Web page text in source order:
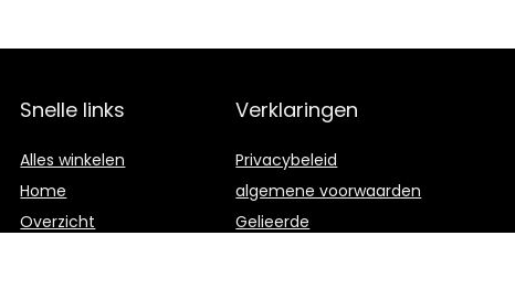
Snelle links
Alles winkelen
Home
Overzicht
Verklaringen
Privacybeleid
algemene voorwaarden
Gelieerde